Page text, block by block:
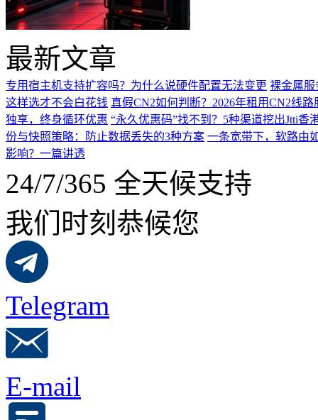
最新文章
专用宿主机支持扩容吗？为什么说硬件配置无法变更 裸金属服
这样选才不会白花钱 真假CN2如何判断？2026年租用CN2线
独享，终身循环优惠 “永久优惠码”找不到？5种渠道挖出Jtti香
份与快照策略：防止数据丢失的3种方案 一条宽带下，软路由
影响？一篇讲透
24/7/365 全天候支持
我们时刻恭候您
Telegram
E-mail